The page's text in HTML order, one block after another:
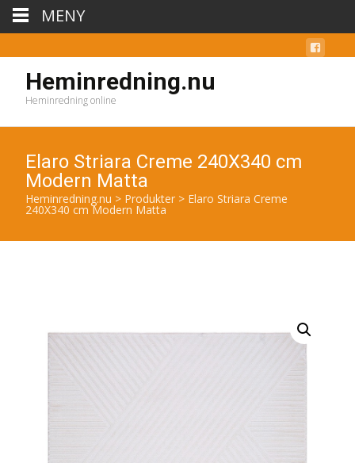
Heminredning.nu
Heminredning online
Elaro Striara Creme 240X340 cm
Modern Matta
Heminredning.nu > Produkter > Elaro Striara Creme
240X340 cm Modern Matta
MENY